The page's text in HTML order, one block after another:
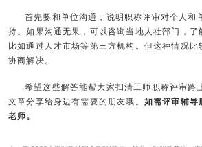
首先要和单位沟通，说明职称评审对个人和
持。如果沟通无果，可以咨询当地人社部门，了
比如通过人才市场等第三方机构。但这种情况比
协商解决。
希望这些解答能帮大家扫清工师职称评审路
文章分享给身边有需要的朋友哦。 如需评审辅导
老师。